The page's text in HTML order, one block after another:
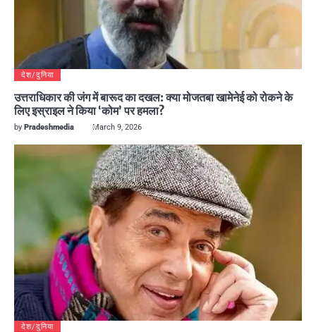
देश/दुनिया
उत्तराधिकार की जंग में बारूद का दखल: क्या मोजतबा खामेनेई को रोकने के
लिए इस्राइल ने किया ‘कोम’ पर हमला?
by Pradeshmedia March 9, 2026
देश/दुनिया